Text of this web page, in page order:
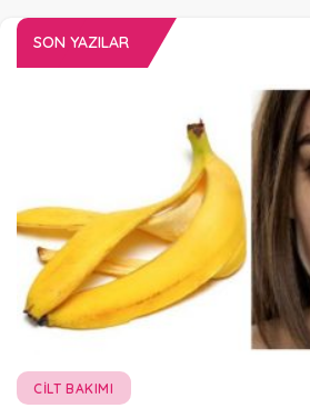
SON YAZILAR
CILT BAKIMI